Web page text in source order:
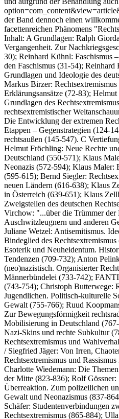
der Band dennoch einen
facettenreichen Phänomens
Inhalt: A Grundlagen: Ralph
Vergangenheit. Zur
30); Reinhard Kühnl: Faschismus
den Faschismus (31-54);
Grundlagen und Ideologie des
Markus Birzer:
Erklärungsansätze (72-83);
Grundlagen des
rechtsextremistischer
Die Entwicklung der extremen
Etappen – Gegenstrategien (124-
rechtsaußen (145-547). C
Helmut Fröchling: Neue Rechte
Deutschland (550-571); Klaus
Neonazis (572-594); Klaus Maler:
(595-615); Bernd Siegler:
neuen Ländern (616-638); Klaus
in Österreich (639-651); Klaus
Zweigstellen des deutschen
Virchow: "...über die Trümmer der
Auschwitzleugnern und anderen
Juliane Wetzel: Antisemitismus.
Bindeglied des
Esoterik und Neuheidentum.
Tendenzen (709-732); Anton
(neo)nazistisch. Organisierter
Männerbündelei (733-742);
(743-754); Christoph Butterwege:
Jugendlichen. Politisch-kulturelle
Gewalt (755-766); Ruud
Zur Bewegungsförmigkeit
Mobilisierung in Deutschland
Nazi-Skins und rechte Subkultur
Rechtsextremismus und
/ Siegfried Jäger: Von Irren,
Rechtsextremismus und
Charlotte Wiedemann: Die
der Mitte (823-836); Rolf
Überreaktion. Zum polizeilichen
Gewalt und Neonazismus (837-
Schäfer: Studentenverbindungen
Rechtsextremismus (865-884);